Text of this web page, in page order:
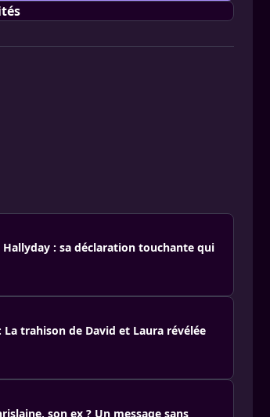
: sa déclaration touchante qui
trahison de David et Laura révélée
son ex ? Un message sans